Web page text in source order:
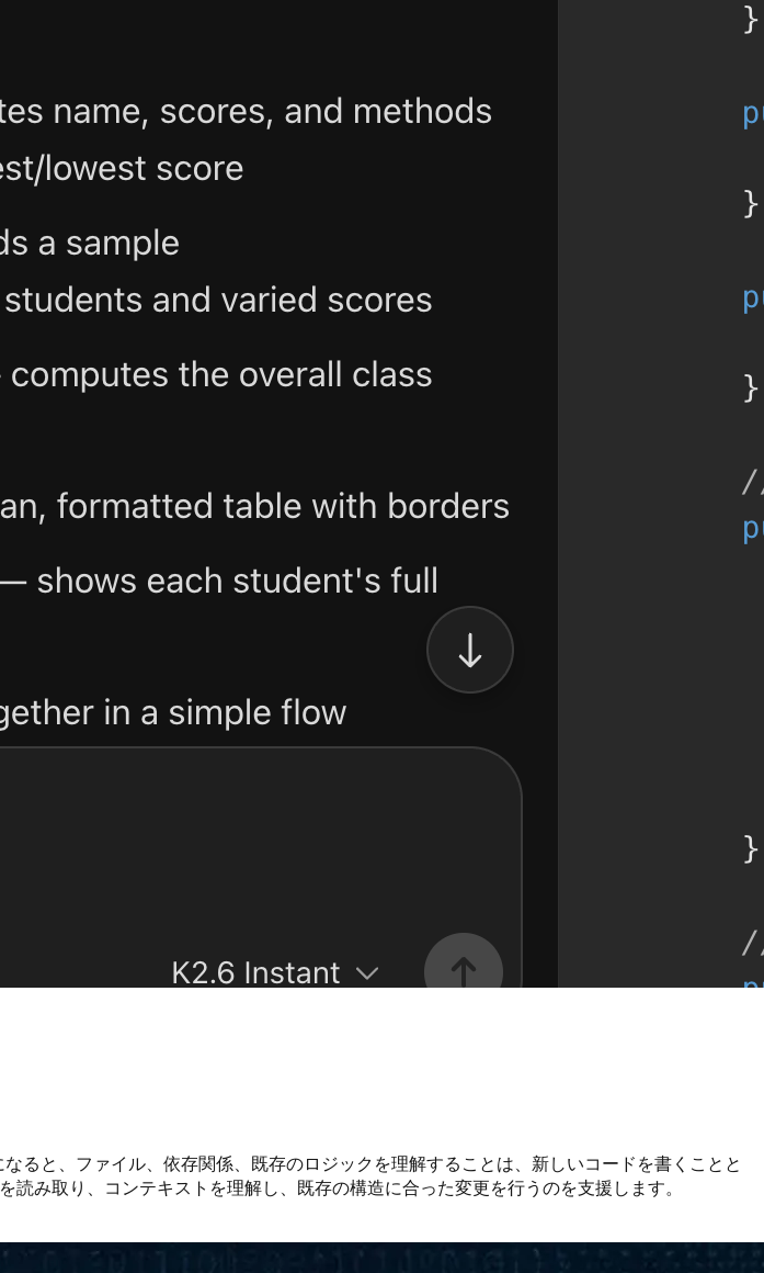
ると、ファイル、依存関係、既存のロジックを理解することは、新しいコードを書くことと
み取り、コンテキストを理解し、既存の構造に合った変更を行うのを支援します。